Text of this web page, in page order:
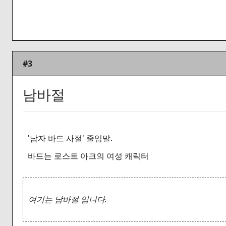
#3
남바절
'남자 바드 사절' 줄임말.
바드는 로스트 아크의 여성 캐릭터
여기는 남바절 입니다.